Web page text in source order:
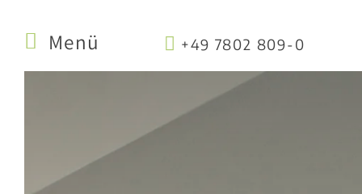
Menü +49 7802 809-0